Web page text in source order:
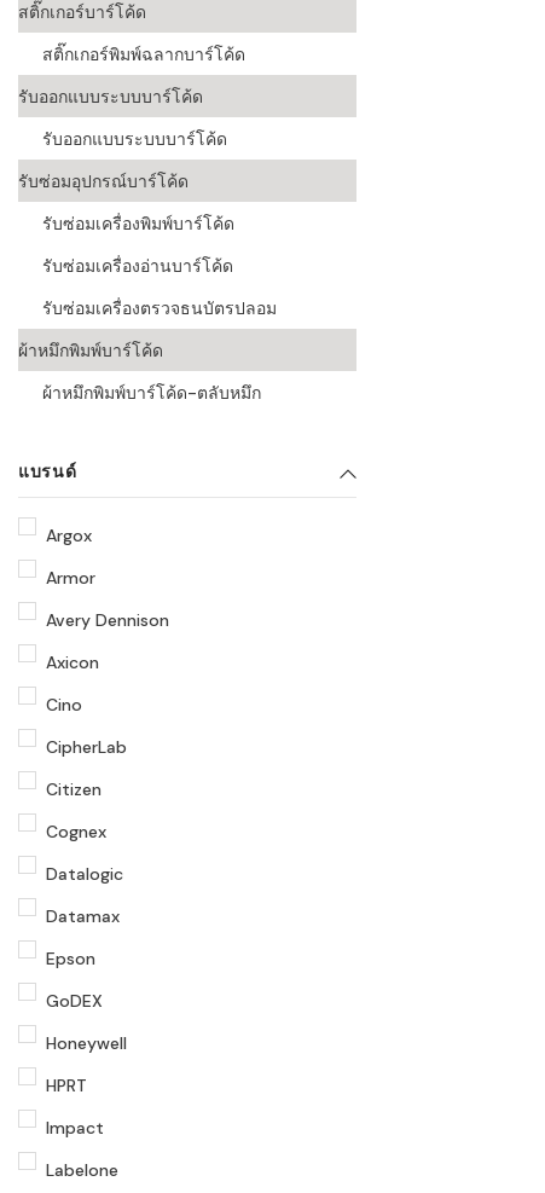
สติ๊กเกอร์บาร์โค้ด
สติ๊กเกอร์พิมพ์ฉลากบาร์โค้ด
รับออกแบบระบบบาร์โค้ด
รับออกแบบระบบบาร์โค้ด
รับซ่อมอุปกรณ์บาร์โค้ด
รับซ่อมเครื่องพิมพ์บาร์โค้ด
รับซ่อมเครื่องอ่านบาร์โค้ด
รับซ่อมเครื่องตรวจธนบัตรปลอม
ผ้าหมึกพิมพ์บาร์โค้ด
ผ้าหมึกพิมพ์บาร์โค้ด-ตลับหมึก
แบรนด์
Argox
Armor
Avery Dennison
Axicon
Cino
CipherLab
Citizen
Cognex
Datalogic
Datamax
Epson
GoDEX
Honeywell
HPRT
Impact
Labelone